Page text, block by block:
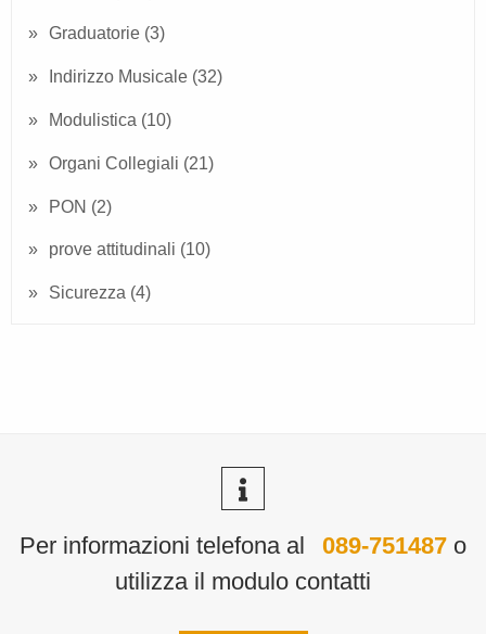
Graduatorie (3)
Indirizzo Musicale (32)
Modulistica (10)
Organi Collegiali (21)
PON (2)
prove attitudinali (10)
Sicurezza (4)
Per informazioni telefona al 089-751487 o
utilizza il modulo contatti